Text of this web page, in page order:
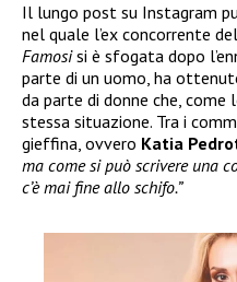
Il lungo post su Instagram
nel quale l’ex concorrente del
Famosisi è sfogata dopo
parte di un uomo, ha
da parte di donne che,
stessa situazione. Tra i
gieffina, ovvero Katia
ma come si può scrivere una
c’è mai fine allo schifo.”